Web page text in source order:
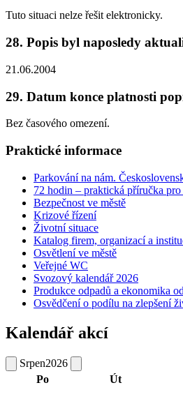
Tuto situaci nelze řešit elektronicky.
28. Popis byl naposledy
21.06.2004
29. Datum konce platnosti
Bez časového omezení.
Praktické informace
Parkování na nám.
72 hodin – praktická příručka
Bezpečnost ve městě
Krizové řízení
Životní situace
Katalog firem, organizací a
Osvětlení ve městě
Veřejné WC
Svozový kalendář 2026
Produkce odpadů a ekonomika
Osvědčení o podílu na zlepšení
Kalendář akcí
Srpen2026
Po
Út